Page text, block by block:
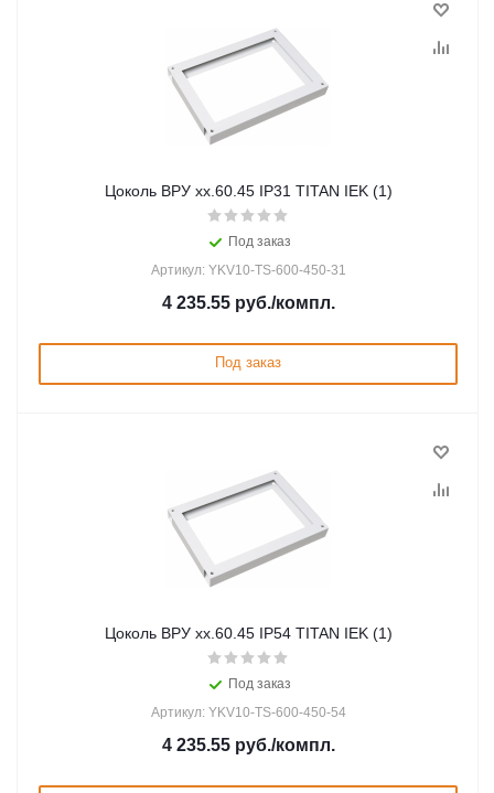
Цоколь ВРУ хх.60.45 IP31 TITAN IEK (1)
Под заказ
Артикул: YKV10-TS-600-450-31
4 235.55руб./компл.
Под заказ
Цоколь ВРУ хх.60.45 IP54 TITAN IEK (1)
Под заказ
Артикул: YKV10-TS-600-450-54
4 235.55руб./компл.